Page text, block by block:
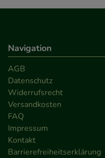
Navigation
AGB
Datenschutz
Widerrufsrecht
Versandkosten
FAQ
Impressum
Kontakt
Barrierefreiheitserklärung